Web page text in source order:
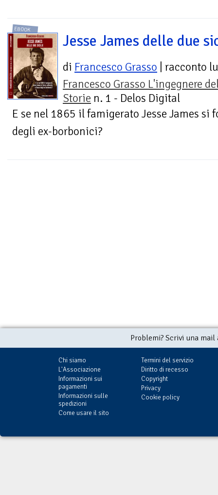
EBOOK
Jesse James delle due
di Francesco Grasso | racconto
Francesco Grasso L'ingegnere
Storie n. 1 - Delos Digital
E se nel 1865 il famigerato Jesse James si
degli ex-borbonici?
Problemi? Scrivi una
Chi siamo
L'Associazione
Informazioni sui
pagamenti
Informazioni sulle
spedizioni
Come usare il sito
Termini del servizio
Diritto di recesso
Copyright
Privacy
Cookie policy